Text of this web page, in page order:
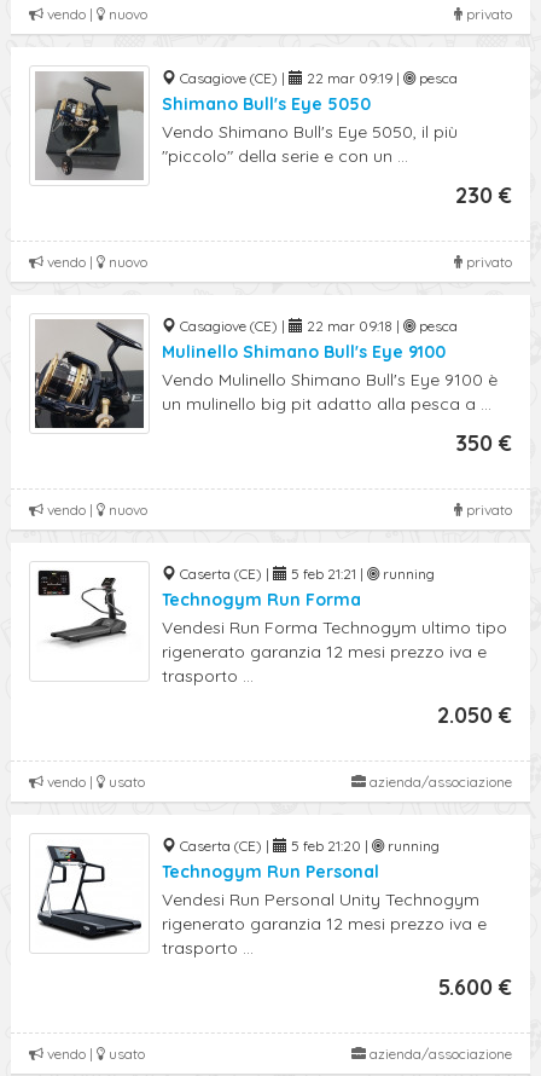
privato
vendo | nuovo
Casagiove (CE) | 22 mar 09:19 | pesca
Shimano Bull's Eye 5050
Vendo Shimano Bull's Eye 5050, il più
"piccolo" della serie e con un ...
230 €
privato
vendo | nuovo
Casagiove (CE) | 22 mar 09:18 | pesca
Mulinello Shimano Bull's Eye 9100
Vendo Mulinello Shimano Bull's Eye 9100 è
un mulinello big pit adatto alla pesca a ...
350 €
privato
vendo | nuovo
Caserta (CE) | 5 feb 21:21 | running
Technogym Run Forma
Vendesi Run Forma Technogym ultimo tipo
rigenerato garanzia 12 mesi prezzo iva e
trasporto ...
2.050 €
azienda/associazione
vendo | usato
Caserta (CE) | 5 feb 21:20 | running
Technogym Run Personal
Vendesi Run Personal Unity Technogym
rigenerato garanzia 12 mesi prezzo iva e
trasporto ...
5.600 €
azienda/associazione
vendo | usato